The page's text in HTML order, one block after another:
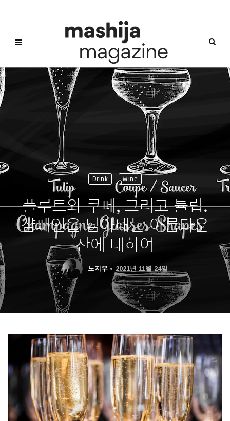
Drink Wine
플루트와 쿠페, 그리고 튤립.
샴페인을 담아내는 아름다운
잔에 대하여
노지우 2021년 11월 24일